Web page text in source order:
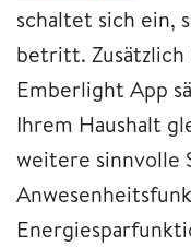
schaltet sich ein,
betritt.
Emberlight App
Ihrem Haushalt
weitere sinnvolle